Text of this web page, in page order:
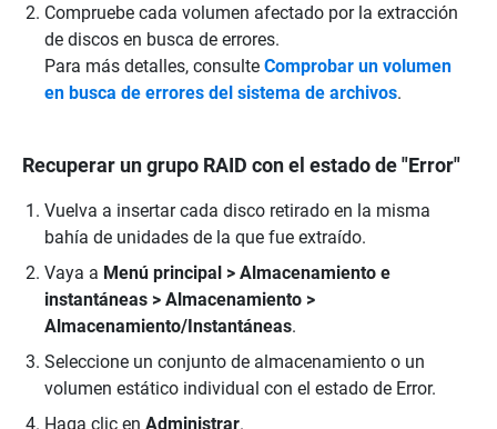
Compruebe cada volumen afectado por la extracción
de discos en busca de errores.
Para más detalles, consulte Comprobar un volumen
en busca de errores del sistema de archivos.
Recuperar un grupo RAID con el estado de "Error"
Vuelva a insertar cada disco retirado en la misma
bahía de unidades de la que fue extraído.
Vaya a Menú principal > Almacenamiento e
instantáneas > Almacenamiento >
Almacenamiento/Instantáneas.
Seleccione un conjunto de almacenamiento o un
volumen estático individual con el estado de Error.
Haga clic en Administrar.